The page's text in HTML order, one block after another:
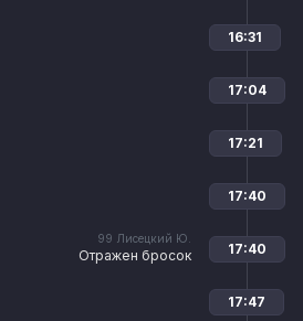
16:31
17:04
17:21
17:40
99 Лисецкий Ю.
Отражен бросок 17:40
17:47